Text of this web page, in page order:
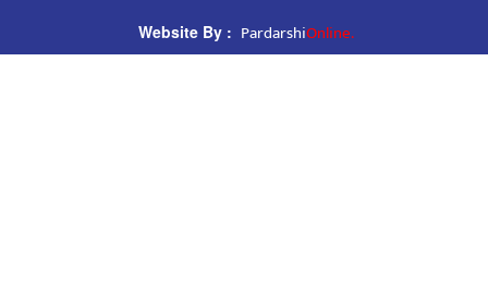
Website By : PardarshiOnline.